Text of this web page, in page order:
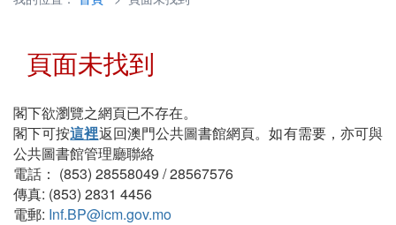
頁面未找到
閣下欲瀏覽之網頁已不存在。
閣下可按這裡返回澳門公共圖書館網頁。如有需要，亦可與
公共圖書館管理廳聯絡
電話： (853) 28558049 / 28567576
傳真: (853) 2831 4456
電郵: Inf.BP@icm.gov.mo